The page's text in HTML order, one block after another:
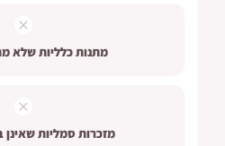
מתנות כלליות שלא
מזכרות סמליות